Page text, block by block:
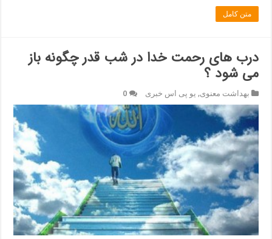
متن کامل
درب های رحمت خدا در شب قدر چگونه باز
می شود ؟
بهداشت معنوی, یو پی اس خبری 0